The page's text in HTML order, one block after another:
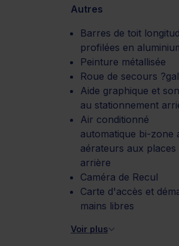
Autres
Barres de toit
profilées en
Peinture métallisée
Roue de secours
Aide graphique et
au stationnement
Air conditionné
automatique bi-zone
aérateurs aux places
arrière
Caméra de Recul
Carte d'accès et
mains libres
Voir plus